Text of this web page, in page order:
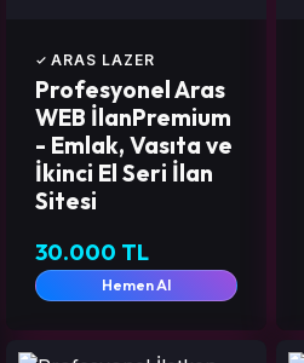
ARAS LAZER
Profesyonel Aras
WEB İlanPremium
- Emlak, Vasıta ve
İkinci El Seri İlan
Sitesi
30.000 TL
Hemen Al